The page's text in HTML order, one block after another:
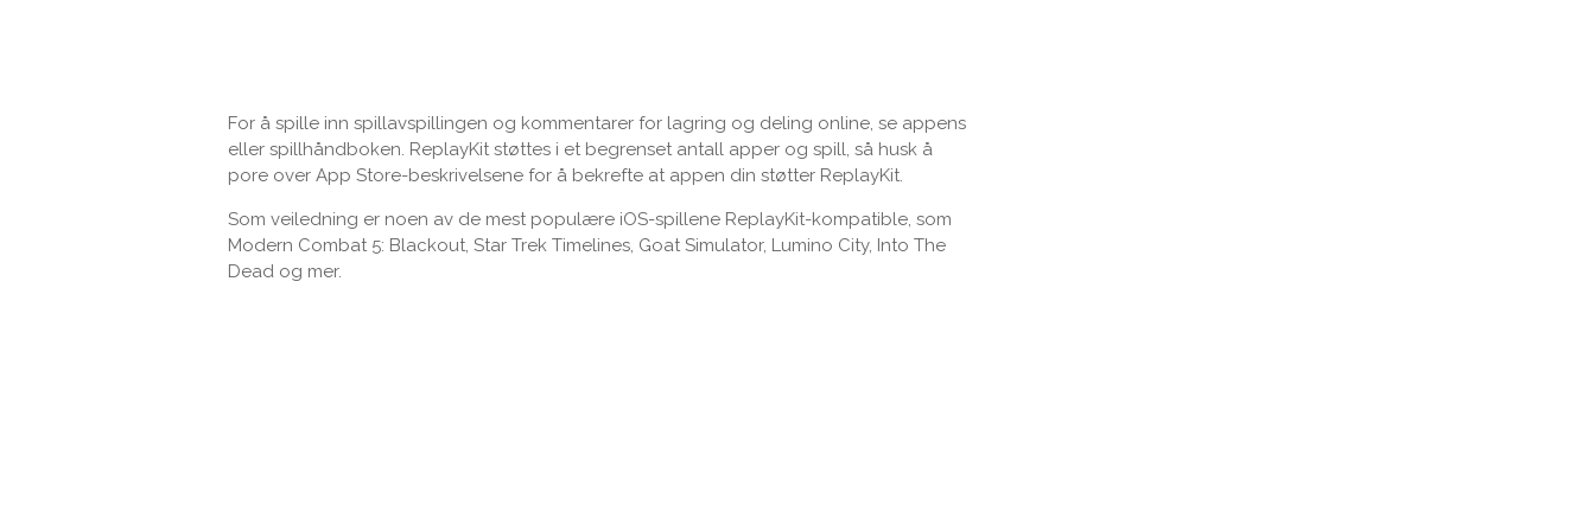
For å spille inn spillavspillingen og kommentarer for lagring og deling online, se appens
eller spillhåndboken. ReplayKit støttes i et begrenset antall apper og spill, så husk å
pore over App Store-beskrivelsene for å bekrefte at appen din støtter ReplayKit.
Som veiledning er noen av de mest populære iOS-spillene ReplayKit-kompatible, som
Modern Combat 5: Blackout, Star Trek Timelines, Goat Simulator, Lumino City, Into The
Dead og mer.